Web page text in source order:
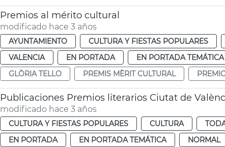
Premios al mérito cultural
modificado hace 3 años
AYUNTAMIENTO CULTURA Y FIESTAS POPULARES
VALENCIA
EN PORTADA EN PORTADA TEMÁTICA
GLÒRIA TELLO
PREMIS MÈRIT CULTURAL
Publicaciones Premios literarios Ciutat de
modificado hace 3 años
CULTURA Y FIESTAS POPULARES CULTURA
EN PORTADA
EN PORTADA TEMÁTICA NORMAL